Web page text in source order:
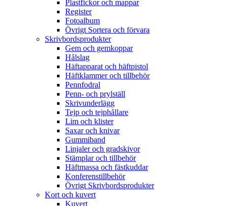
Plastfickor och mappar
Register
Fotoalbum
Övrigt Sortera och förvara
Skrivbordsprodukter
Gem och gemkoppar
Hålslag
Häftapparat och häftpistol
Häftklammer och tillbehör
Pennfodral
Penn- och prylställ
Skrivunderlägg
Tejp och tejphållare
Lim och klister
Saxar och knivar
Gummiband
Linjaler och gradskivor
Stämplar och tillbehör
Häftmassa och fästkuddar
Konferenstillbehör
Övrigt Skrivbordsprodukter
Kort och kuvert
Kuvert